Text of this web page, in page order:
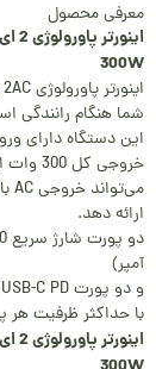
معرفی محصول
300W
شما هنگام رانندگی
این دستگاه دارای ورودی حداکثر 12
خروجی کل 300 وات از طریق دو شاخه AC است.
ارائه دهد.
آمپر)
و دو پورت USB-C PD (5 ولت/3 آمپر، 9 ولت/3 آمپر، 12 ولت/3 آمپر)
با حداکثر ظرفیت هر پورت 36 وات و 24 وات